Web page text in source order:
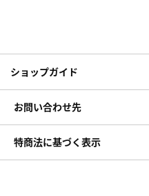
ショップガイド
お問い合わせ先
特商法に基づく表示